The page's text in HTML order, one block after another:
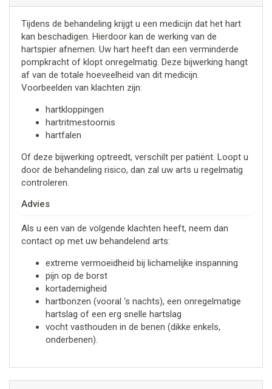
Tijdens de behandeling krijgt u een medicijn dat het hart
kan beschadigen. Hierdoor kan de werking van de
hartspier afnemen. Uw hart heeft dan een verminderde
pompkracht of klopt onregelmatig. Deze bijwerking hangt
af van de totale hoeveelheid van dit medicijn.
Voorbeelden van klachten zijn:
hartkloppingen
hartritmestoornis
hartfalen
Of deze bijwerking optreedt, verschilt per patiënt. Loopt u
door de behandeling risico, dan zal uw arts u regelmatig
controleren.
Advies
Als u een van de volgende klachten heeft, neem dan
contact op met uw behandelend arts:
extreme vermoeidheid bij lichamelijke inspanning
pijn op de borst
kortademigheid
hartbonzen (vooral ‘s nachts), een onregelmatige
hartslag of een erg snelle hartslag
vocht vasthouden in de benen (dikke enkels,
onderbenen).